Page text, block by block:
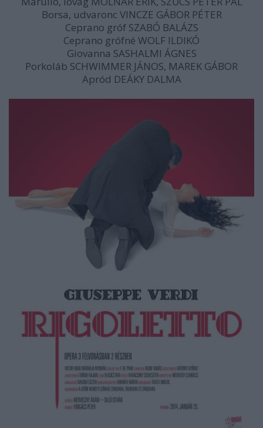
Borsa, udvaronc VINCZE GÁBOR PÉTER
Ceprano gróf SZABÓ BALÁZS
Ceprano grófné WOLF ILDIKÓ
Giovanna SASHALMI ÁGNES
Porkoláb SCHWIMMER JÁNOS, MAREK GÁBOR
Apród DEÁKY DALMA